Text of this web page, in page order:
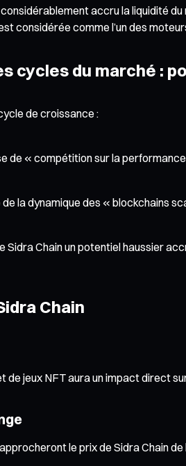
accru la
considérée comme l’un des
cycles du marché :
de croissance :
de « compétition sur la
la dynamique des « blockchains
Chain un potentiel haussier
Chain
jeux NFT aura un impact direct
le prix de Sidra Chain